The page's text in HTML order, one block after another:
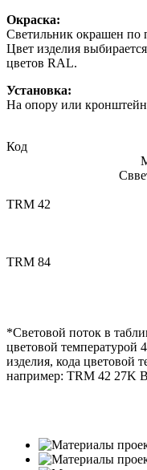
Окраска:
Светильник окрашен по
Цвет изделия
цветов RAL.
Установка:
На опору или
Код
TRM 42
TRM 84
*Световой поток в
цветовой температурой
изделия, кода цветовой
например: TRM 42 27K